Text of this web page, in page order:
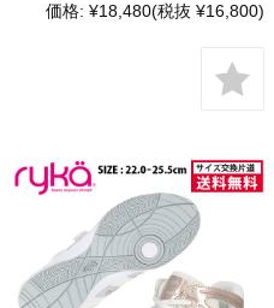
価格: ¥18,480(税抜 ¥16,800)